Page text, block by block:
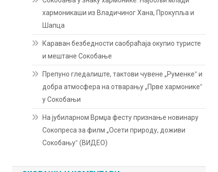
хармоникаши из Владичиног Хана, Прокупља и
Шапца
Караван безбедности саобраћаја окупио туристе
и мештане Сокобање
Препуно гледалиште, тактови чувене „Руменкеˮ и
добра атмосфера на отварању „Прве хармоникеˮ
у Сокобањи
На јубиларном Врмџа фесту признање новинару
Сокопреса за филм „Осети природу, доживи
Сокобањуˮ (ВИДЕО)